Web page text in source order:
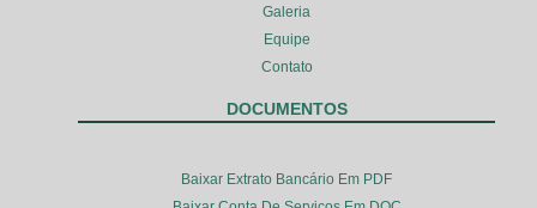
Galeria
Equipe
Contato
DOCUMENTOS
Baixar Extrato Bancário Em PDF